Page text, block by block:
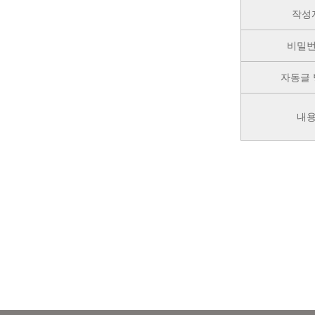
작성
비밀
자동글
내용